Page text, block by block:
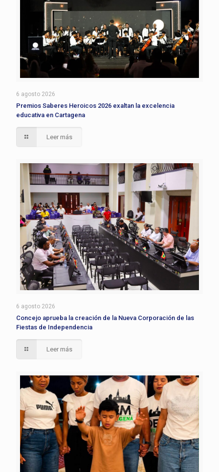
6 agosto 2026
Premios Saberes Heroicos 2026 exaltan la excelencia
educativa en Cartagena
Leer más
6 agosto 2026
Concejo aprueba la creación de la Nueva Corporación de las
Fiestas de Independencia
Leer más